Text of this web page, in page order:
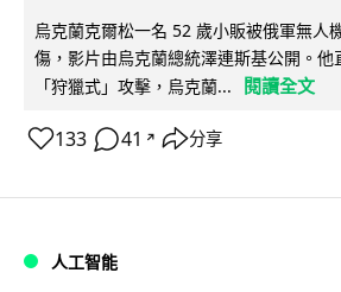
烏克蘭克爾松一名 52 歲小販被俄軍無人
傷，影片由烏克蘭總統澤連斯基公開。他
「狩獵式」攻擊，烏克蘭...
閱讀全文
133 41 ↗ 分享
人工智能